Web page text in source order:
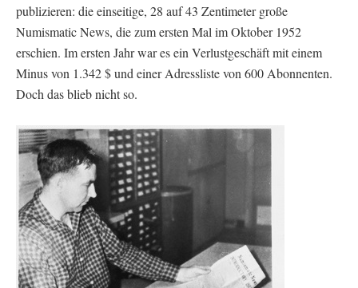
publizieren: die einseitige, 28 auf 43 Zentimeter große
Numismatic News, die zum ersten Mal im Oktober 1952
erschien. Im ersten Jahr war es ein Verlustgeschäft mit einem
Minus von 1.342 $ und einer Adressliste von 600 Abonnenten.
Doch das blieb nicht so.